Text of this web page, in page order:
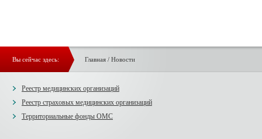
Вы сейчас здесь: Главная/ Новости
Реестр медицинских организаций
Реестр страховых медицинских организаций
Территориальные фонды ОМС